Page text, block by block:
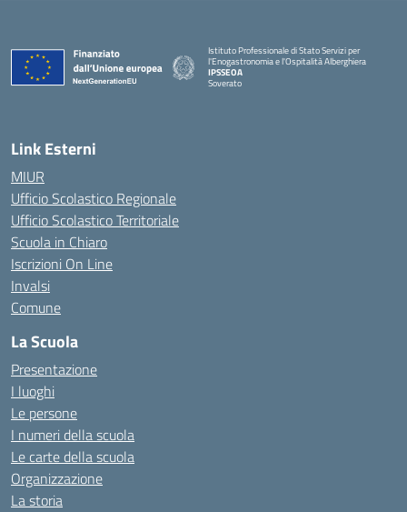
Istituto Professionale di Stato Servizi per
l'Enogastronomia e l'Ospitalità Alberghiera
IPSSEOA
Soverato
Link Esterni
MIUR
Ufficio Scolastico Regionale
Ufficio Scolastico Territoriale
Scuola in Chiaro
Iscrizioni On Line
Invalsi
Comune
La Scuola
Presentazione
I luoghi
Le persone
I numeri della scuola
Le carte della scuola
Organizzazione
La storia